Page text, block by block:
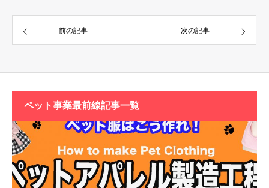
前の記事 次の記事
ペット事業最前線記事一覧